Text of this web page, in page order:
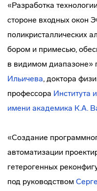
«Разработка
стороне входных окон
поликристаллических
бором и примесью,
в видимом диапазоне»
Ильичева, доктора
профессора Института
имени академика К.А.
«Создание
автоматизации
гетерогенных
под руководством